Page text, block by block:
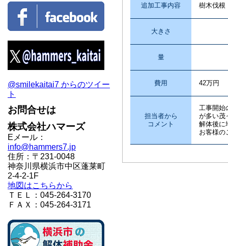
追加工事内容 樹木伐根
大きさ
量
費用 42万円
担当者から
コメント
工事開始
が多い茂
解体後に
お客様の
@smilekaitai7 からのツイー
ト
お問合せは
株式会社ハマーズ
Eメール：
info@hammers7.jp
住所：〒231-0048
神奈川県横浜市中区蓬莱町
2-4-2-1F
地図はこちらから
ＴＥＬ：045-264-3170
ＦＡＸ：045-264-3171